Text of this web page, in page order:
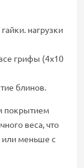
нагрузки
грифы (4х10
блинов.
покрытием
веса, что
или меньше с